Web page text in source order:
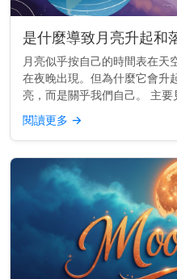
是什麼導致月亮升起和
月亮似乎按自己的時間表在天
在夜晚出現。但為什麼它會升
亮，而是關乎我們自己。 主
地球在旋轉——而不是因為月
原因 地球每24...
閱讀更多 →